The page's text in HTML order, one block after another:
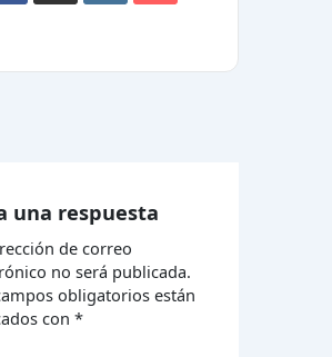
una respuesta
de correo
no será publicada.
obligatorios están
con*